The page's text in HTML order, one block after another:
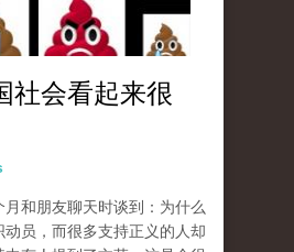
社会看起来很
月和朋友聊天时谈到：为什么
员，而很多支持正义的人却